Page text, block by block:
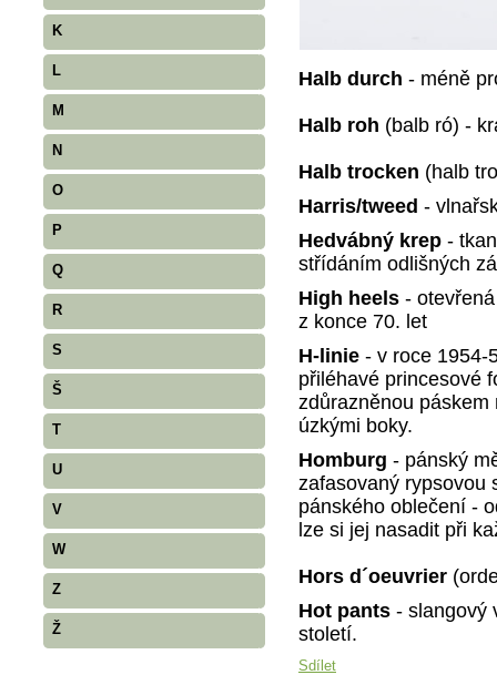
K
L
M
N
O
P
Q
R
S
Š
T
U
V
W
Z
Ž
Halb durch - méně
Halb roh (balb ró) -
Halb trocken (halb
Harris/tweed -
Hedvábný krep -
střídáním odlišných
High heels -
z konce 70. let
H-linie - v roce 1954-
přiléhavé princesové
zdůrazněnou
úzkými boky.
Homburg - pánský
zafasovaný rypsovou
pánského oblečení -
lze si jej nasadit při
Hors d´oeuvrier
Hot pants - slangový
století.
Sdílet